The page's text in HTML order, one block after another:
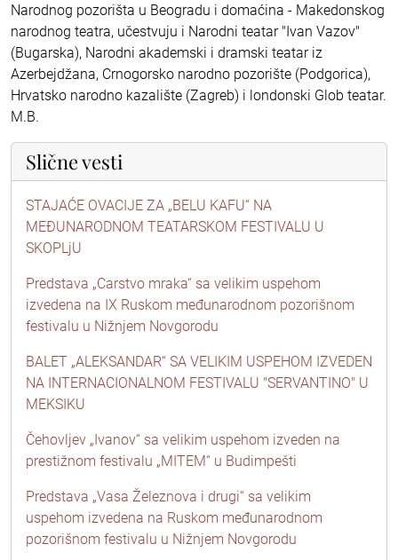
Narodnog pozorišta u Beogradu i domaćina - Makedonskog
narodnog teatra, učestvuju i Narodni teatar "Ivan Vazov"
(Bugarska), Narodni akademski i dramski teatar iz
Azerbejdžana, Crnogorsko narodno pozorište (Podgorica),
Hrvatsko narodno kazalište (Zagreb) i londonski Glob teatar.
M.B.
Slične vesti
STAJAĆE OVACIJE ZA „BELU KAFU“ NA
MEĐUNARODNOM TEATARSKOM FESTIVALU U
SKOPLjU
Predstava „Carstvo mraka“ sa velikim uspehom
izvedena na IX Ruskom međunarodnom pozorišnom
festivalu u Nižnjem Novgorodu
BALET „ALEKSANDAR“ SA VELIKIM USPEHOM IZVEDEN
NA INTERNACIONALNOM FESTIVALU "SERVANTINO" U
MEKSIKU
Čehovljev „Ivanov“ sa velikim uspehom izveden na
prestižnom festivalu „MITEM“ u Budimpešti
Predstava „Vasa Železnova i drugi“ sa velikim
uspehom izvedena na Ruskom međunarodnom
pozorišnom festivalu u Nižnjem Novgorodu